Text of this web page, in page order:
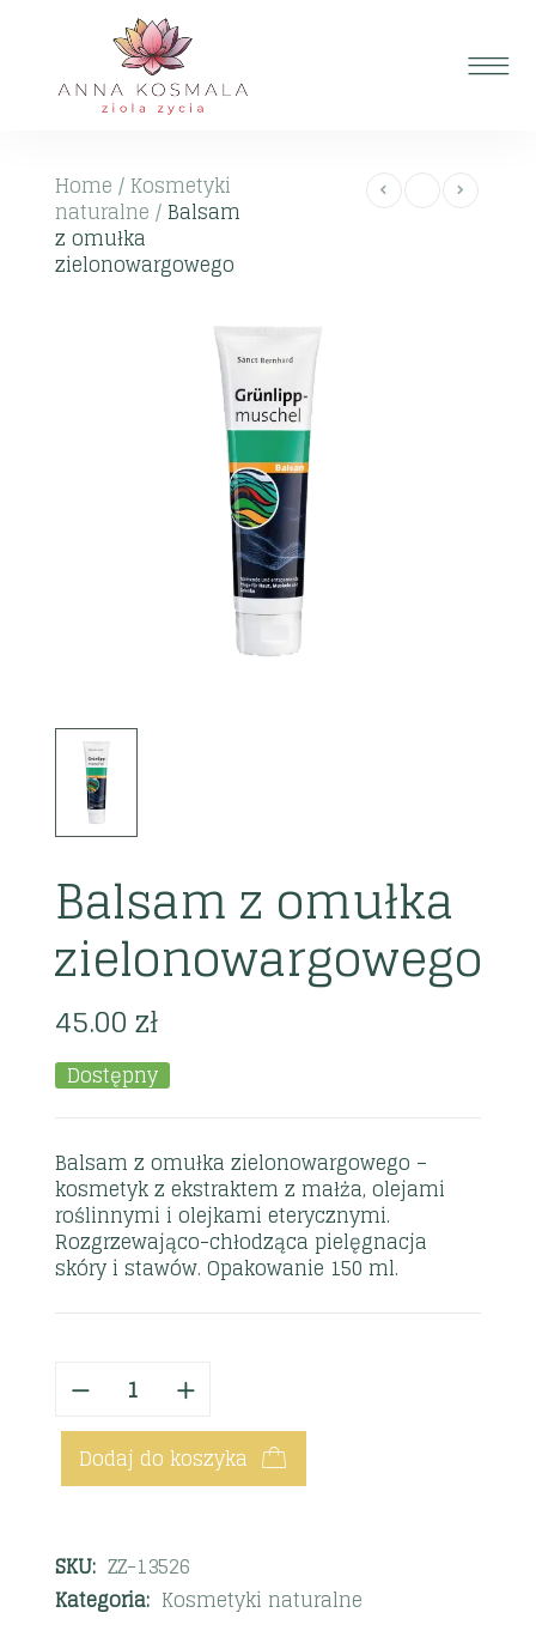
Home / Kosmetyki
naturalne / Balsam
z omułka
zielonowargowego
Balsam z omułka
zielonowargowego
45.00zł
Dostępny
Balsam z omułka zielonowargowego –
kosmetyk z ekstraktem z małża, olejami
roślinnymi i olejkami eterycznymi.
Rozgrzewająco-chłodząca pielęgnacja
skóry i stawów. Opakowanie 150 ml.
Dodaj do koszyka
SKU: ZZ-13526
Kategoria: Kosmetyki naturalne